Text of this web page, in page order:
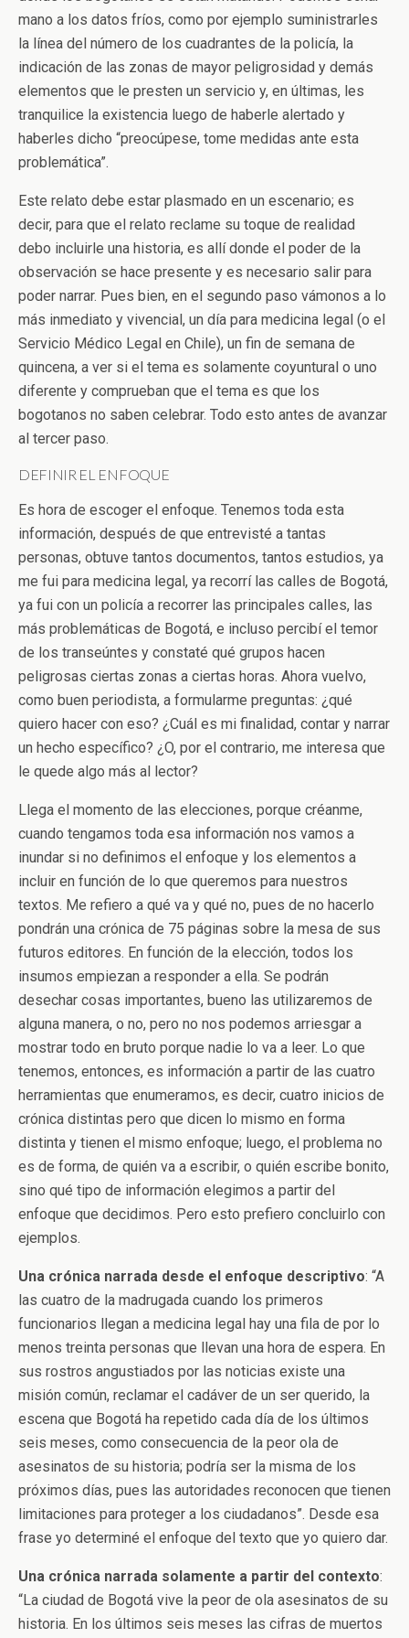
mano a los datos fríos, como por ejemplo suministrarles
la línea del número de los cuadrantes de la policía, la
indicación de las zonas de mayor peligrosidad y demás
elementos que le presten un servicio y, en últimas, les
tranquilice la existencia luego de haberle alertado y
haberles dicho “preocúpese, tome medidas ante esta
problemática”.
Este relato debe estar plasmado en un escenario; es
decir, para que el relato reclame su toque de realidad
debo incluirle una historia, es allí donde el poder de la
observación se hace presente y es necesario salir para
poder narrar. Pues bien, en el segundo paso vámonos a lo
más inmediato y vivencial, un día para medicina legal (o el
Servicio Médico Legal en Chile), un fin de semana de
quincena, a ver si el tema es solamente coyuntural o uno
diferente y comprueban que el tema es que los
bogotanos no saben celebrar. Todo esto antes de avanzar
al tercer paso.
DEFINIR EL ENFOQUE
Es hora de escoger el enfoque. Tenemos toda esta
información, después de que entrevisté a tantas
personas, obtuve tantos documentos, tantos estudios, ya
me fui para medicina legal, ya recorrí las calles de Bogotá,
ya fui con un policía a recorrer las principales calles, las
más problemáticas de Bogotá, e incluso percibí el temor
de los transeúntes y constaté qué grupos hacen
peligrosas ciertas zonas a ciertas horas. Ahora vuelvo,
como buen periodista, a formularme preguntas: ¿qué
quiero hacer con eso? ¿Cuál es mi finalidad, contar y narrar
un hecho específico? ¿O, por el contrario, me interesa que
le quede algo más al lector?
Llega el momento de las elecciones, porque créanme,
cuando tengamos toda esa información nos vamos a
inundar si no definimos el enfoque y los elementos a
incluir en función de lo que queremos para nuestros
textos. Me refiero a qué va y qué no, pues de no hacerlo
pondrán una crónica de 75 páginas sobre la mesa de sus
futuros editores. En función de la elección, todos los
insumos empiezan a responder a ella. Se podrán
desechar cosas importantes, bueno las utilizaremos de
alguna manera, o no, pero no nos podemos arriesgar a
mostrar todo en bruto porque nadie lo va a leer. Lo que
tenemos, entonces, es información a partir de las cuatro
herramientas que enumeramos, es decir, cuatro inicios de
crónica distintas pero que dicen lo mismo en forma
distinta y tienen el mismo enfoque; luego, el problema no
es de forma, de quién va a escribir, o quién escribe bonito,
sino qué tipo de información elegimos a partir del
enfoque que decidimos. Pero esto prefiero concluirlo con
ejemplos.
Una crónica narrada desde el enfoque descriptivo: “A
las cuatro de la madrugada cuando los primeros
funcionarios llegan a medicina legal hay una fila de por lo
menos treinta personas que llevan una hora de espera. En
sus rostros angustiados por las noticias existe una
misión común, reclamar el cadáver de un ser querido, la
escena que Bogotá ha repetido cada día de los últimos
seis meses, como consecuencia de la peor ola de
asesinatos de su historia; podría ser la misma de los
próximos días, pues las autoridades reconocen que tienen
limitaciones para proteger a los ciudadanos”. Desde esa
frase yo determiné el enfoque del texto que yo quiero dar.
Una crónica narrada solamente a partir del contexto:
“La ciudad de Bogotá vive la peor de ola asesinatos de su
historia. En los últimos seis meses las cifras de muertos